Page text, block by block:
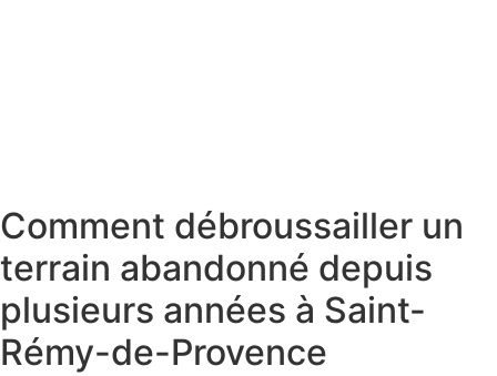
Comment débroussailler un
terrain abandonné depuis
plusieurs années à Saint-
Rémy-de-Provence